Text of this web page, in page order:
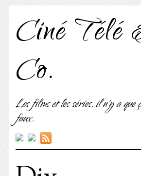
Ciné Télé
Co.
Les films et les séries, il n'y a
faux.